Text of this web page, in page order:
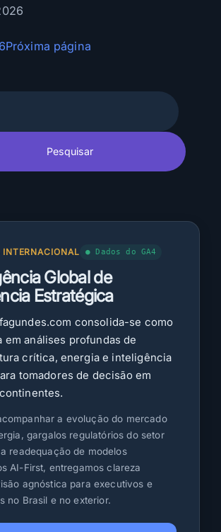
Próxima página
Pesquisar
INTERNACIONAL ● Dados do GA4
Global de
Estratégica
consolida-se como
em análises profundas de
crítica, energia e inteligência
tomadores de decisão em
a evolução do mercado
gargalos regulatórios do setor
readequação de modelos
AI-First, entregamos clareza
agnóstica para executivos e
no Brasil e no exterior.